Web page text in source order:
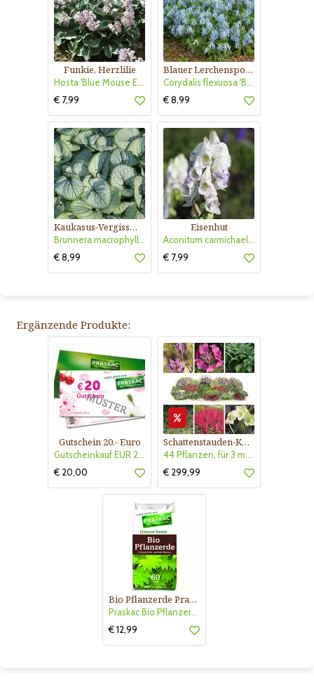
Funkie, Herzlilie
Hosta 'Blue Mouse Ears'
€ 7,99
Blauer Lerchensporn
Corydalis flexuosa 'Blue Heron'
€ 8,99
Kaukasus-Vergissmeinnicht
Brunnera macrophylla 'Silver Heart'
€ 8,99
Eisenhut
Aconitum carmichaelii 'Cloudy'
€ 7,99
Ergänzende Produkte:
Gutschein 20.- Euro
Gutscheinkauf EUR 20.-
€ 20,00
Schattenstauden-Kollektion Nr. 620
44 Pflanzen, für 3 m² Blumenbeet, halbschattig - schattig
€ 299,99
Bio Pflanzerde Praskac
Praskac Bio Pflanzerde
€ 12,99